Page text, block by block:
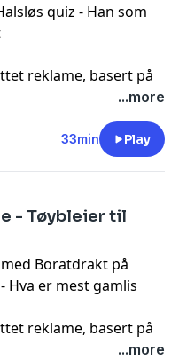
quiz - Han som
reklame, basert på
og dine valg
...more
33min Play
- Tøybleier til
Boratdrakt på
Hva er mest gamlis
reklame, basert på
...more